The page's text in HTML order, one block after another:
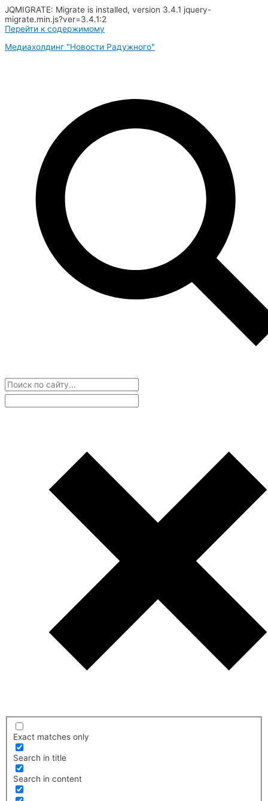
JQMIGRATE: Migrate is installed, version 3.4.1 jquery-
migrate.min.js?ver=3.4.1:2
Перейти к содержимому
Медиахолдинг "Новости Радужного"
Exact matches only
Search in title
Search in content